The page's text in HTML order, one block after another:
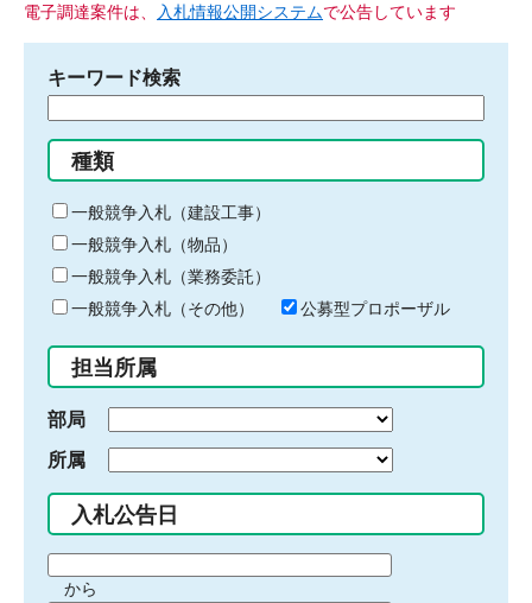
電子調達案件は、 入札情報公開システムで公告しています
キーワード検索
る
キ
ー
ワ
ー
ド
入
力
種類
一般競争入札（建設工事）
一般競争入札（物品）
一般競争入札（業務委託）
一般競争入札（その他）
公募型プロポーザル
担当所属
部局
所属
入札公告日
間から